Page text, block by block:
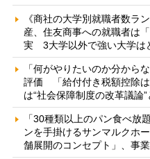
《商社の大学別就職者数ラ
産、住友商事への就職者は
実 3大学以外で強い大学は
「何がやりたいのか分から
評価 「給付付き税額控除
は“社会保障制度の改革議論
「30種類以上のパン食べ放
ンを手掛けるサンマルクホ
舗展開のコンセプト」、事